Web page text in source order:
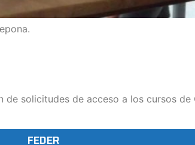
solicitudes de acceso a los cursos
FEDER